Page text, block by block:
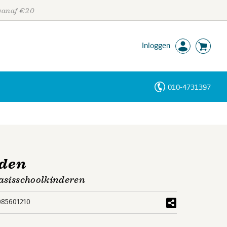
€20
Inloggen
010-4731397
Personen